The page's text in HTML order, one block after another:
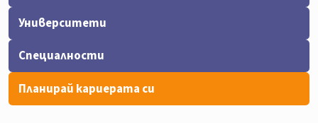
Университети
Специалности
Планирай кариерата си